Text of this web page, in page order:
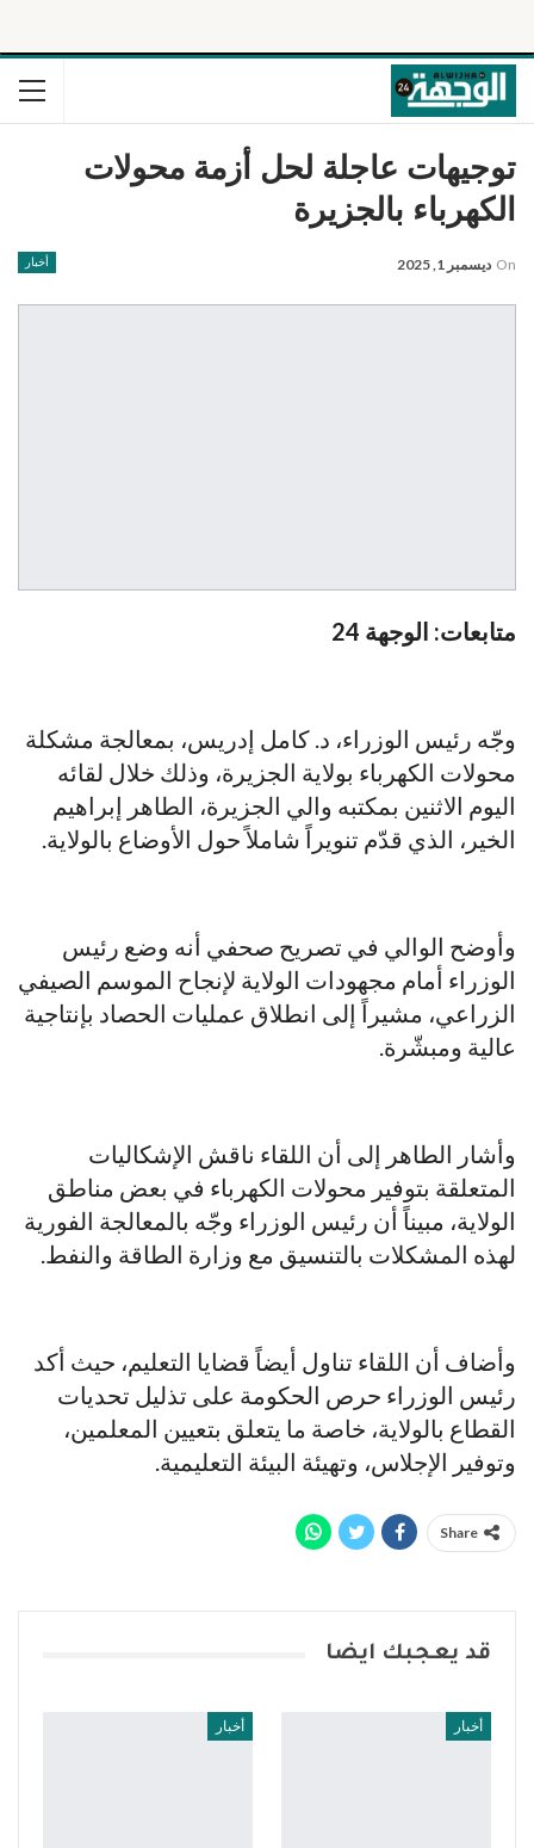
توجيهات عاجلة لحل أزمة محولات
الكهرباء بالجزيرة
أخبار On ديسمبر 1, 2025
متابعات: الوجهة 24
وجّه رئيس الوزراء، د. كامل إدريس، بمعالجة مشكلة
محولات الكهرباء بولاية الجزيرة، وذلك خلال لقائه
اليوم الاثنين بمكتبه والي الجزيرة، الطاهر إبراهيم
الخير، الذي قدّم تنويراً شاملاً حول الأوضاع بالولاية.
وأوضح الوالي في تصريح صحفي أنه وضع رئيس
الوزراء أمام مجهودات الولاية لإنجاح الموسم الصيفي
الزراعي، مشيراً إلى انطلاق عمليات الحصاد بإنتاجية
عالية ومبشّرة.
وأشار الطاهر إلى أن اللقاء ناقش الإشكاليات
المتعلقة بتوفير محولات الكهرباء في بعض مناطق
الولاية، مبيناً أن رئيس الوزراء وجّه بالمعالجة الفورية
لهذه المشكلات بالتنسيق مع وزارة الطاقة والنفط.
وأضاف أن اللقاء تناول أيضاً قضايا التعليم، حيث أكد
رئيس الوزراء حرص الحكومة على تذليل تحديات
القطاع بالولاية، خاصة ما يتعلق بتعيين المعلمين،
وتوفير الإجلاس، وتهيئة البيئة التعليمية.
Share
قد يعجبك ايضا
أخبار أخبار